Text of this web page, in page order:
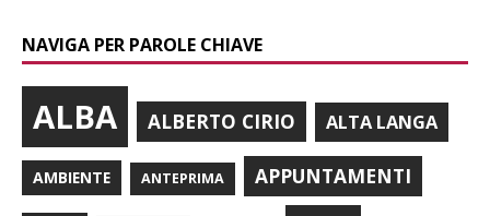
NAVIGA PER PAROLE CHIAVE
ALBA ALBERTO CIRIO ALTA LANGA
AMBIENTE ANTEPRIMA APPUNTAMENTI